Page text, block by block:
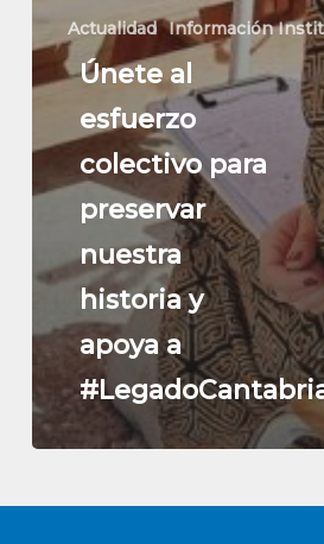
Actualidad Información
Únete al
esfuerzo
colectivo para
preservar
nuestra
historia y
apoya a